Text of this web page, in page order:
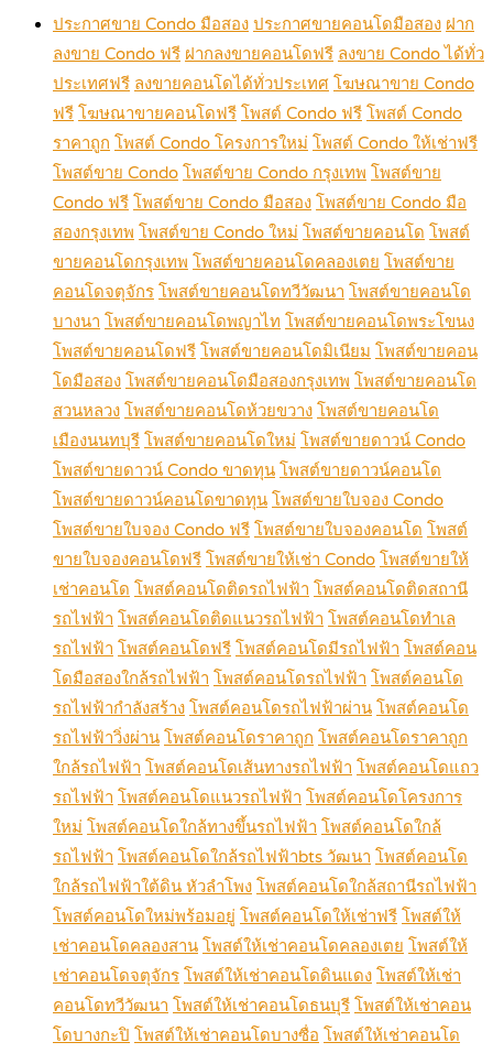
ประกาศขาย Condo มือสอง ประกาศขายคอนโดมือสอง ฝาก
ลงขาย Condo ฟรี ฝากลงขายคอนโดฟรี ลงขาย Condo ได้ทั่ว
ประเทศฟรี ลงขายคอนโดได้ทั่วประเทศ โฆษณาขาย Condo
ฟรี โฆษณาขายคอนโดฟรี โพสต์ Condo ฟรี โพสต์ Condo
ราคาถูก โพสต์ Condo โครงการใหม่ โพสต์ Condo ให้เช่าฟรี
โพสต์ขาย Condo โพสต์ขาย Condo กรุงเทพ โพสต์ขาย
Condo ฟรี โพสต์ขาย Condo มือสอง โพสต์ขาย Condo มือ
สองกรุงเทพ โพสต์ขาย Condo ใหม่ โพสต์ขายคอนโด โพสต์
ขายคอนโดกรุงเทพ โพสต์ขายคอนโดคลองเตย โพสต์ขาย
คอนโดจตุจักร โพสต์ขายคอนโดทวีวัฒนา โพสต์ขายคอนโด
บางนา โพสต์ขายคอนโดพญาไท โพสต์ขายคอนโดพระโขนง
โพสต์ขายคอนโดฟรี โพสต์ขายคอนโดมิเนียม โพสต์ขายคอน
โดมือสอง โพสต์ขายคอนโดมือสองกรุงเทพ โพสต์ขายคอนโด
สวนหลวง โพสต์ขายคอนโดห้วยขวาง โพสต์ขายคอนโด
เมืองนนทบุรี โพสต์ขายคอนโดใหม่ โพสต์ขายดาวน์ Condo
โพสต์ขายดาวน์ Condo ขาดทุน โพสต์ขายดาวน์คอนโด
โพสต์ขายดาวน์คอนโดขาดทุน โพสต์ขายใบจอง Condo
โพสต์ขายใบจอง Condo ฟรี โพสต์ขายใบจองคอนโด โพสต์
ขายใบจองคอนโดฟรี โพสต์ขายให้เช่า Condo โพสต์ขายให้
เช่าคอนโด โพสต์คอนโดติดรถไฟฟ้า โพสต์คอนโดติดสถานี
รถไฟฟ้า โพสต์คอนโดติดแนวรถไฟฟ้า โพสต์คอนโดทำเล
รถไฟฟ้า โพสต์คอนโดฟรี โพสต์คอนโดมีรถไฟฟ้า โพสต์คอน
โดมือสองใกล้รถไฟฟ้า โพสต์คอนโดรถไฟฟ้า โพสต์คอนโด
รถไฟฟ้ากำลังสร้าง โพสต์คอนโดรถไฟฟ้าผ่าน โพสต์คอนโด
รถไฟฟ้าวิ่งผ่าน โพสต์คอนโดราคาถูก โพสต์คอนโดราคาถูก
ใกล้รถไฟฟ้า โพสต์คอนโดเส้นทางรถไฟฟ้า โพสต์คอนโดแถว
รถไฟฟ้า โพสต์คอนโดแนวรถไฟฟ้า โพสต์คอนโดโครงการ
ใหม่ โพสต์คอนโดใกล้ทางขึ้นรถไฟฟ้า โพสต์คอนโดใกล้
รถไฟฟ้า โพสต์คอนโดใกล้รถไฟฟ้าbts วัฒนา โพสต์คอนโด
ใกล้รถไฟฟ้าใต้ดิน หัวลำโพง โพสต์คอนโดใกล้สถานีรถไฟฟ้า
โพสต์คอนโดใหม่พร้อมอยู่ โพสต์คอนโดให้เช่าฟรี โพสต์ให้
เช่าคอนโดคลองสาน โพสต์ให้เช่าคอนโดคลองเตย โพสต์ให้
เช่าคอนโดจตุจักร โพสต์ให้เช่าคอนโดดินแดง โพสต์ให้เช่า
คอนโดทวีวัฒนา โพสต์ให้เช่าคอนโดธนบุรี โพสต์ให้เช่าคอน
โดบางกะปิ โพสต์ให้เช่าคอนโดบางซื่อ โพสต์ให้เช่าคอนโด